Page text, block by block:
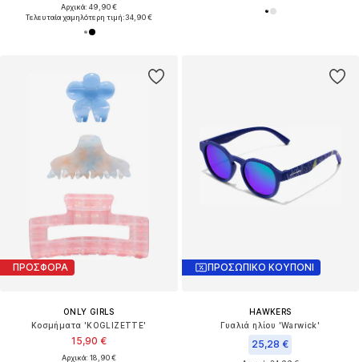
Αρχικά: 49,90 €
Τελευταία χαμηλότερη τιμή:34,90 €
ΠΡΟΣΦΟΡΑ
ONLY GIRLS
Κοσμήματα 'KOGLIZETTE'
15,90 €
Αρχικά: 18,90 €
ΠΡΟΣΩΠΙΚΟ ΚΟΥΠΟΝΙ
HAWKERS
Γυαλιά ηλίου 'Warwick'
25,28 €